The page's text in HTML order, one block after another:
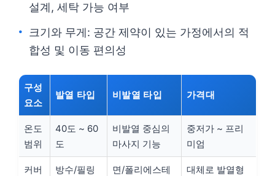
설계, 세탁 가능 여부
크기와 무게: 공간 제약이 있는 가정에서의 적
합성 및 이동 편의성
구성
요소
발열 타입 비발열 타입 가격대
온도
범위
40도 ~ 60
도
비발열 중심의
마사지 기능
중저가 ~ 프리
미엄
커버
방수/필링
면/폴리에스테
대체로 발열형